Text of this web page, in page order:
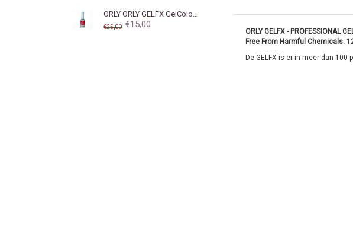
ORLY ORLY GELFX GelColor Monroe's Red
€25,00 €15,00
ORLY GELFX - PROFESSIONAL
Free From Harmful Chemicals.
De GELFX is er in meer dan 100